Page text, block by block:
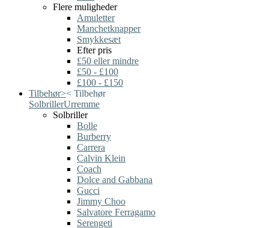
Flere muligheder
Amuletter
Manchetknapper
Smykkesæt
Efter pris
£50 eller mindre
£50 - £100
£100 - £150
Tilbehør>< Tilbehør
SolbrillerUrremme
Solbriller
Bolle
Burberry
Carrera
Calvin Klein
Coach
Dolce and Gabbana
Gucci
Jimmy Choo
Salvatore Ferragamo
Serengeti